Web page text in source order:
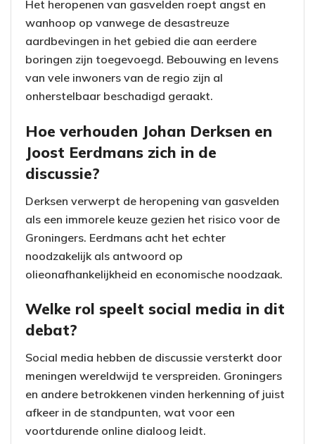
Het heropenen van gasvelden roept angst en
wanhoop op vanwege de desastreuze
aardbevingen in het gebied die aan eerdere
boringen zijn toegevoegd. Bebouwing en levens
van vele inwoners van de regio zijn al
onherstelbaar beschadigd geraakt.
Hoe verhouden Johan Derksen en
Joost Eerdmans zich in de
discussie?
Derksen verwerpt de heropening van gasvelden
als een immorele keuze gezien het risico voor de
Groningers. Eerdmans acht het echter
noodzakelijk als antwoord op
olieonafhankelijkheid en economische noodzaak.
Welke rol speelt social media in dit
debat?
Social media hebben de discussie versterkt door
meningen wereldwijd te verspreiden. Groningers
en andere betrokkenen vinden herkenning of juist
afkeer in de standpunten, wat voor een
voortdurende online dialoog leidt.